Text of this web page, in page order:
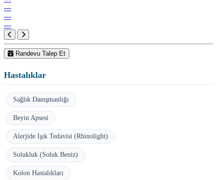
---
---
---
Randevu Talep Et
Hastalıklar
Sağlık Danışmanlığı
Beyin Apsesi
Alerjide Işık Tedavisi (Rhinolight)
Solukluk (Soluk Beniz)
Kolon Hastalıkları